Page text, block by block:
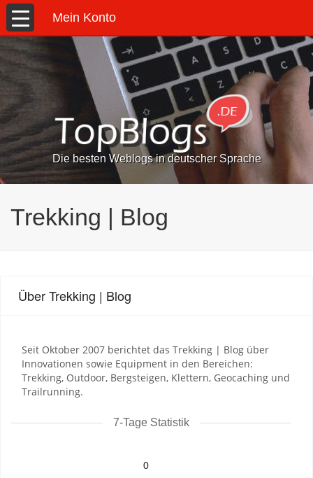
Mein Konto
Die besten Weblogs in deutscher Sprache
Trekking | Blog
Über Trekking | Blog
Seit Oktober 2007 berichtet das Trekking | Blog über
Innovationen sowie Equipment in den Bereichen:
Trekking, Outdoor, Bergsteigen, Klettern, Geocaching und
Trailrunning.
7-Tage Statistik
0